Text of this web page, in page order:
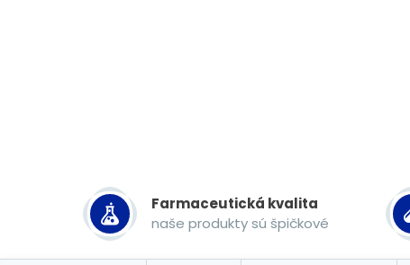
Farmaceutická kvalita
naše produkty sú špičkové